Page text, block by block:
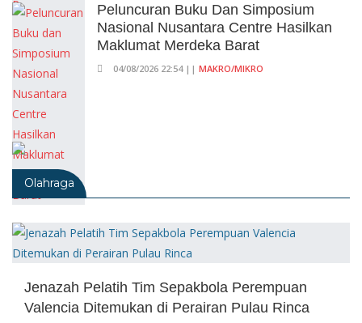
Peluncuran Buku Dan Simposium
Nasional Nusantara Centre Hasilkan
Maklumat Merdeka Barat
04/08/2026 22:54 || MAKRO/MIKRO
Olahraga
Jenazah Pelatih Tim Sepakbola Perempuan
Valencia Ditemukan di Perairan Pulau Rinca